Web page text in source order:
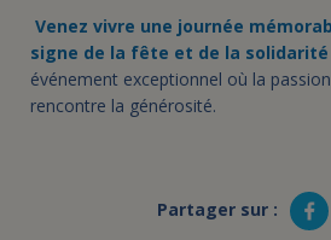
Venez vivre une journée
signe de la fête et de la solidarité
événement exceptionnel où la
rencontre la générosité.
Partager sur :